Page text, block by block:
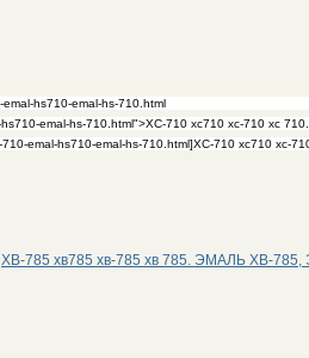
ХВ-785 хв785 хв-785 хв 785. ЭМАЛЬ ХВ-